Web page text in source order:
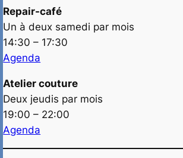
Repair-café
Un à deux samedi par mois
14:30 – 17:30
Agenda
Atelier couture
Deux jeudis par mois
19:00 – 22:00
Agenda